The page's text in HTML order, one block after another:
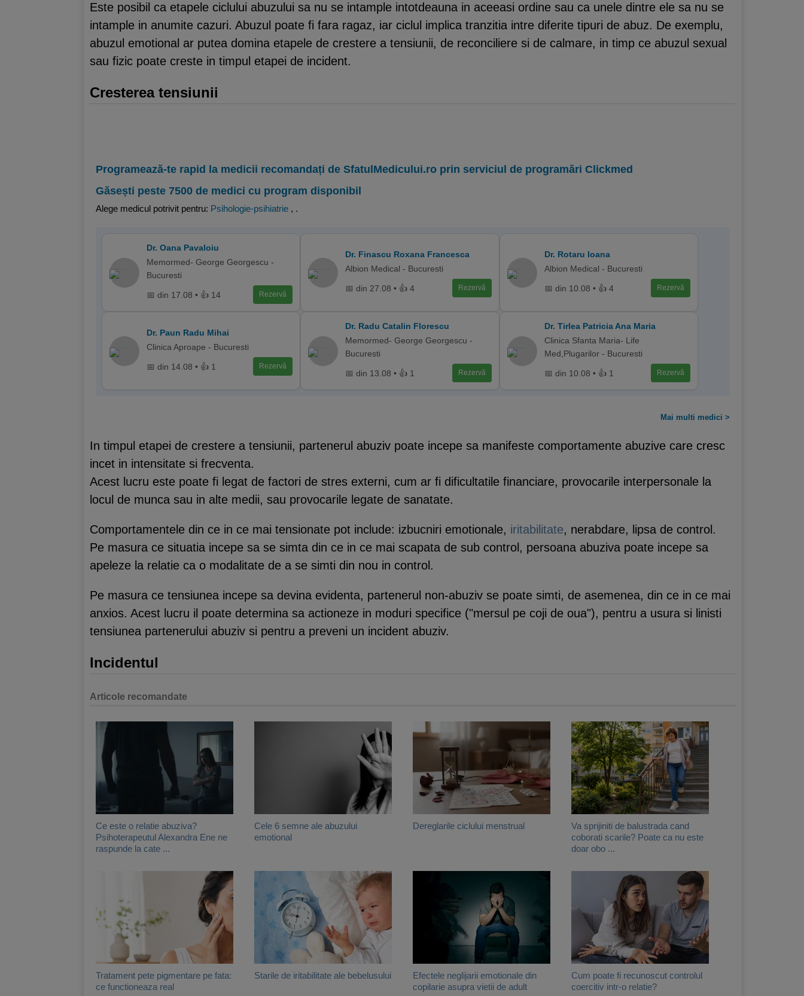
Este posibil ca etapele ciclului abuzului sa nu se intample intotdeauna in aceeasi ordine sau ca unele dintre ele sa nu se
intample in anumite cazuri. Abuzul poate fi fara ragaz, iar ciclul implica tranzitia intre diferite tipuri de abuz. De exemplu,
abuzul emotional ar putea domina etapele de crestere a tensiunii, de reconciliere si de calmare, in timp ce abuzul sexual
sau fizic poate creste in timpul etapei de incident.
Cresterea tensiunii
Programează-te rapid la medicii recomandați de SfatulMedicului.ro prin serviciul de programări Clickmed
Găsești peste 7500 de medici cu program disponibil
Alege medicul potrivit pentru: Psihologie-psihiatrie , .
Dr. Oana Pavaloiu
Memormed- George Georgescu -
Bucuresti
📅 din 17.08 • 👍 14 Rezervă
Dr. Finascu Roxana Francesca
Albion Medical - Bucuresti
📅 din 27.08 • 👍 4 Rezervă
Dr. Rotaru Ioana
Albion Medical - Bucuresti
📅 din 10.08 • 👍 4 Rezervă
Dr. Paun Radu Mihai
Clinica Aproape - Bucuresti
📅 din 14.08 • 👍 1 Rezervă
Dr. Radu Catalin Florescu
Memormed- George Georgescu -
Bucuresti
📅 din 13.08 • 👍 1 Rezervă
Dr. Tirlea Patricia Ana Maria
Clinica Sfanta Maria- Life
Med,Plugarilor - Bucuresti
📅 din 10.08 • 👍 1 Rezervă
Mai multi medici >
In timpul etapei de crestere a tensiunii, partenerul abuziv poate incepe sa manifeste comportamente abuzive care cresc
incet in intensitate si frecventa.
Acest lucru este poate fi legat de factori de stres externi, cum ar fi dificultatile financiare, provocarile interpersonale la
locul de munca sau in alte medii, sau provocarile legate de sanatate.
Comportamentele din ce in ce mai tensionate pot include: izbucniri emotionale, iritabilitate, nerabdare, lipsa de control.
Pe masura ce situatia incepe sa se simta din ce in ce mai scapata de sub control, persoana abuziva poate incepe sa
apeleze la relatie ca o modalitate de a se simti din nou in control.
Pe masura ce tensiunea incepe sa devina evidenta, partenerul non-abuziv se poate simti, de asemenea, din ce in ce mai
anxios. Acest lucru il poate determina sa actioneze in moduri specifice ("mersul pe coji de oua"), pentru a usura si linisti
tensiunea partenerului abuziv si pentru a preveni un incident abuziv.
Incidentul
Articole recomandate
Ce este o relatie abuziva?
Psihoterapeutul Alexandra Ene ne
raspunde la cate ...
Cele 6 semne ale abuzului
emotional
Dereglarile ciclului menstrual
Va sprijiniti de balustrada cand
coborati scarile? Poate ca nu este
doar obo ...
Tratament pete pigmentare pe fata:
ce functioneaza real
Starile de iritabilitate ale bebelusului
Efectele neglijarii emotionale din
copilarie asupra vietii de adult
Cum poate fi recunoscut controlul
coercitiv intr-o relatie?